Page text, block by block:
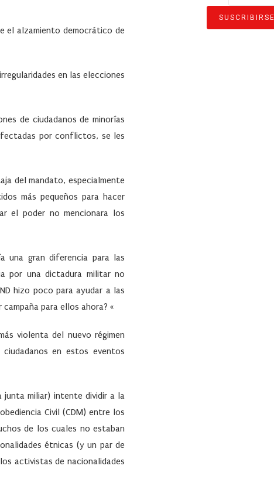
el alzamiento democrático de
en las elecciones
de ciudadanos de minorías
por conflictos, se les
del mandato, especialmente
más pequeños para hacer
el poder no mencionara los
una gran diferencia para las
por una dictadura militar no
hizo poco para ayudar a las
para ellos ahora? «
violenta del nuevo régimen
en estos eventos
junta miliar) intente dividir a la
Civil (CDM) entre los
de los cuales no estaban
étnicas (y un par de
activistas de nacionalidades